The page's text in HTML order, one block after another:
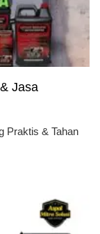
Jasa
Praktis & Tahan